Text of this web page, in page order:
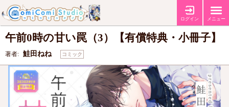
ログイン メニュー
特典 【有償特典・『午前0時の甘い罠（3）』小冊子】
【店舗共通特典カラー
ペーパー】
午前0時の甘い罠（3）【有償特典・小冊子】
著者: 鮭田ねね コミック